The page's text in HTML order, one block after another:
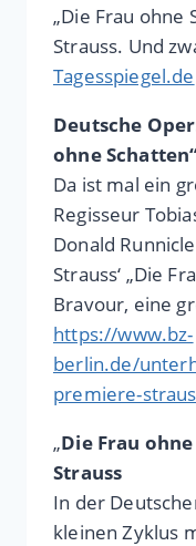
„Die Frau ohne
Strauss. Und
Tagesspiegel.de
Deutsche
ohne
Da ist mal ein
Regisseur
Donald
Strauss‘ „Die
Bravour, eine
https://www.bz-
berlin.de/
premiere-
„Die Frau
Strauss
In der
kleinen Zyklus